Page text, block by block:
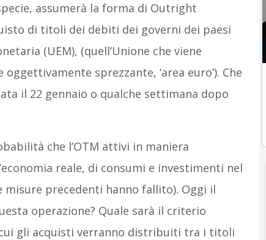
assumerà la forma di Outright
di titoli dei debiti dei governi dei paesi
(UEM), (quell’Unione che viene
sprezzante, ‘area euro’). Che
il 22 gennaio o qualche settimana dopo
che l’OTM attivi in maniera
reale, di consumi e investimenti nel
precedenti hanno fallito). Oggi il
operazione? Quale sarà il criterio
gli acquisti verranno distribuiti tra i titoli